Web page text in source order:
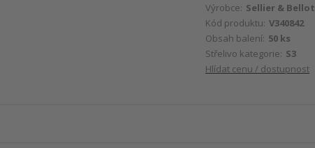
Výrobce: Sellier & Bellot
Kód produktu: V340842
Obsah balení: 50 ks
Střelivo kategorie: S3
Hlídat cenu / dostupnost